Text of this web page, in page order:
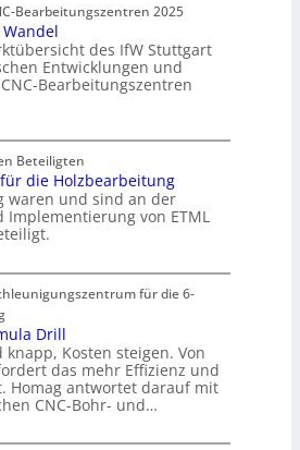
Bearbeitungszentren 2025
des IfW Stuttgart
Entwicklungen und
Bearbeitungszentren
Beteiligten
die Holzbearbeitung
waren und sind an der
Implementierung von ETML
für die 6-
Drill
knapp, Kosten steigen. Von
das mehr Effizienz und
Homag antwortet darauf mit
CNC-Bohr- und…